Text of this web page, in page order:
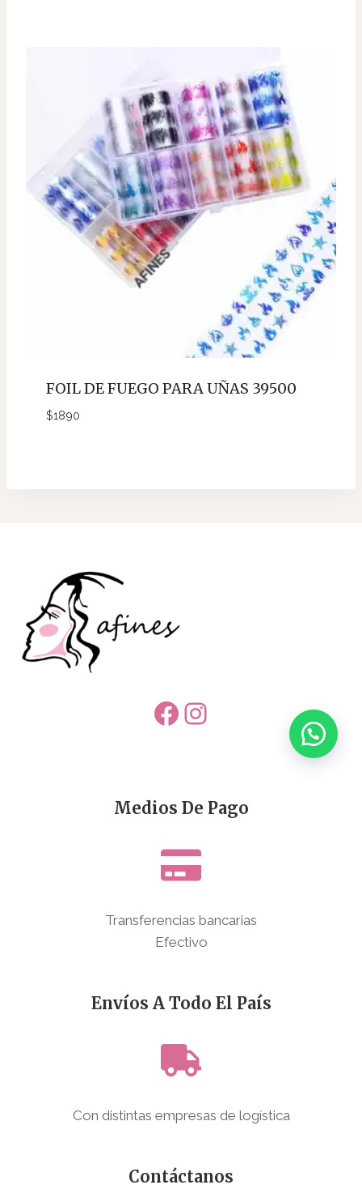
FOIL DE FUEGO PARA UÑAS 39500
$1890
Facebook
Instagram
Medios De Pago
Transferencias bancarias
Efectivo
Envíos A Todo El País
Con distintas empresas de logística
Contáctanos